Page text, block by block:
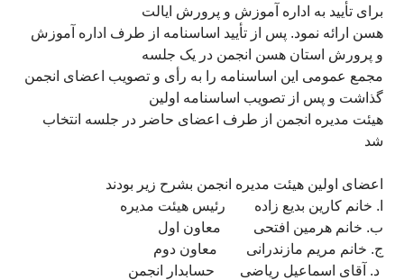
برای تأييد به اداره آموزش و پرورش ایالت
هسن ارائه نمود. پس از تأييد اساسنامه از طرف اداره آموزش
و پرورش استان هسن انجمن در يک جلسه
مجمع عمومی اين اساسنامه را به رأی و تصويب اعضای انجمن
گذاشت و پس از تصويب اساسنامه اولين
هيئت مديره انجمن از طرف اعضای حاضر در جلسه انتخاب
شد
اعضای اولين هيئت مديره انجمن بشرح زير بودند
‌ا. خانم کارين بديع زاده رئيس هيئت مديره
‌ب. خانم هرمين افتحی معاون اول
‌ج. خانم مريم مازندرانی معاون دوم
‌ د. آقای اسماعيل رياضی حسابدار انجمن